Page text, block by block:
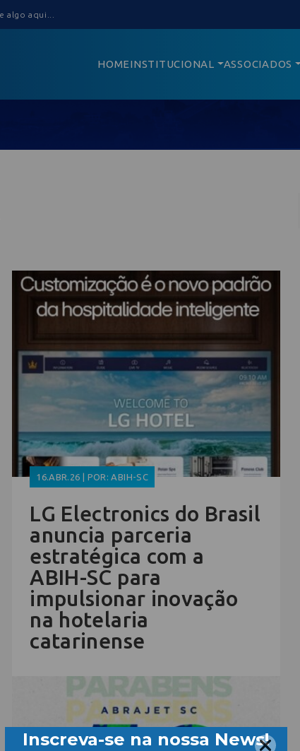
HOMEINSTITUCIONAL ASSOCIADOS
16.ABR.26 | POR: ABIH-SC
LG Electronics do Brasil
anuncia parceria
estratégica com a
ABIH-SC para
impulsionar inovação
na hotelaria
catarinense